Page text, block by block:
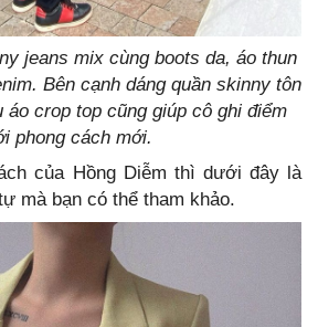
jeans mix cùng boots da, áo thun
Bên cạnh dáng quần skinny tôn
áo crop top cũng giúp cô ghi điểm
phong cách mới.
của Hồng Diễm thì dưới đây là
mà bạn có thể tham khảo.